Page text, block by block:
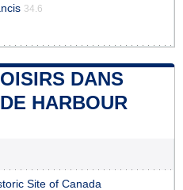
34.6
DANS
HARBOUR
Site of Canada